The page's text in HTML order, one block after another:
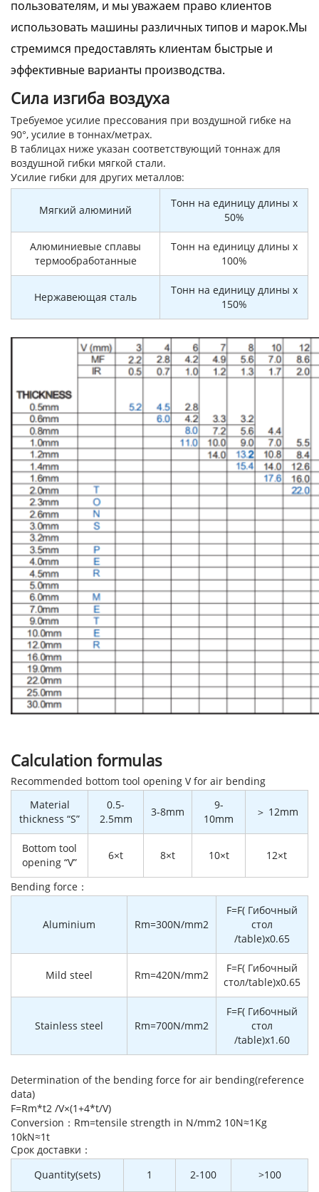
пользователям, и мы уважаем право клиентов
использовать машины различных типов и марок.Мы
стремимся предоставлять клиентам быстрые и
эффективные варианты производства.
Сила изгиба воздуха
Требуемое усилие прессования при воздушной гибке на
90°, усилие в тоннах/метрах.
В таблицах ниже указан соответствующий тоннаж для
воздушной гибки мягкой стали.
Усилие гибки для других металлов:
Мягкий алюминий
Тонн на единицу длины x
50%
Алюминиевые сплавы
термообработанные
Тонн на единицу длины x
100%
Нержавеющая сталь
Тонн на единицу длины x
150%
Calculation formulas
Recommended bottom tool opening V for air bending
Material
thickness “S”
0.5-
2.5mm
3-8mm
9-
10mm
＞ 12mm
Bottom tool
opening “V”
6×t 8×t 10×t 12×t
Bending force：
Aluminium Rm=300N/mm2
F=F( Гибочный
стол
/table)x0.65
Mild steel Rm=420N/mm2
F=F( Гибочный
стол/table)x0.65
Stainless steel Rm=700N/mm2
F=F( Гибочный
стол
/table)x1.60
Determination of the bending force for air bending(reference
data)
F=Rm*t2 /V×(1+4*t/V)
Conversion：Rm=tensile strength in N/mm2 10N≈1Kg
10kN≈1t
Cрок доставки：
Quantity(sets)
1 2-100 >100